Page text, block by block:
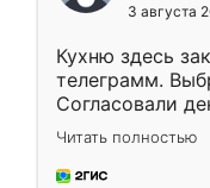
3 августа
Кухню здесь
телеграмм.
Согласовали
недели кухня
довольны
мебель за
Читать полностью